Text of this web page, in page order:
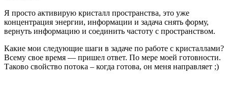
Я просто активирую кристалл пространства, это уже
концентрация энергии, информации и задача снять форму,
вернуть информацию и соединить частоту с пространством.
Какие мои следующие шаги в задаче по работе с кристаллами?
Всему свое время — пришел ответ. По мере моей готовности.
Таково свойство потока – когда готова, он меня направляет ;)